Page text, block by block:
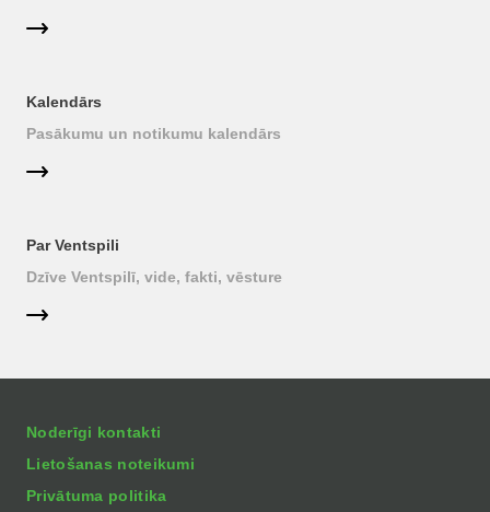
Kalendārs
Pasākumu un notikumu kalendārs
Par Ventspili
Dzīve Ventspilī, vide, fakti, vēsture
Noderīgi kontakti
Lietošanas noteikumi
Privātuma politika